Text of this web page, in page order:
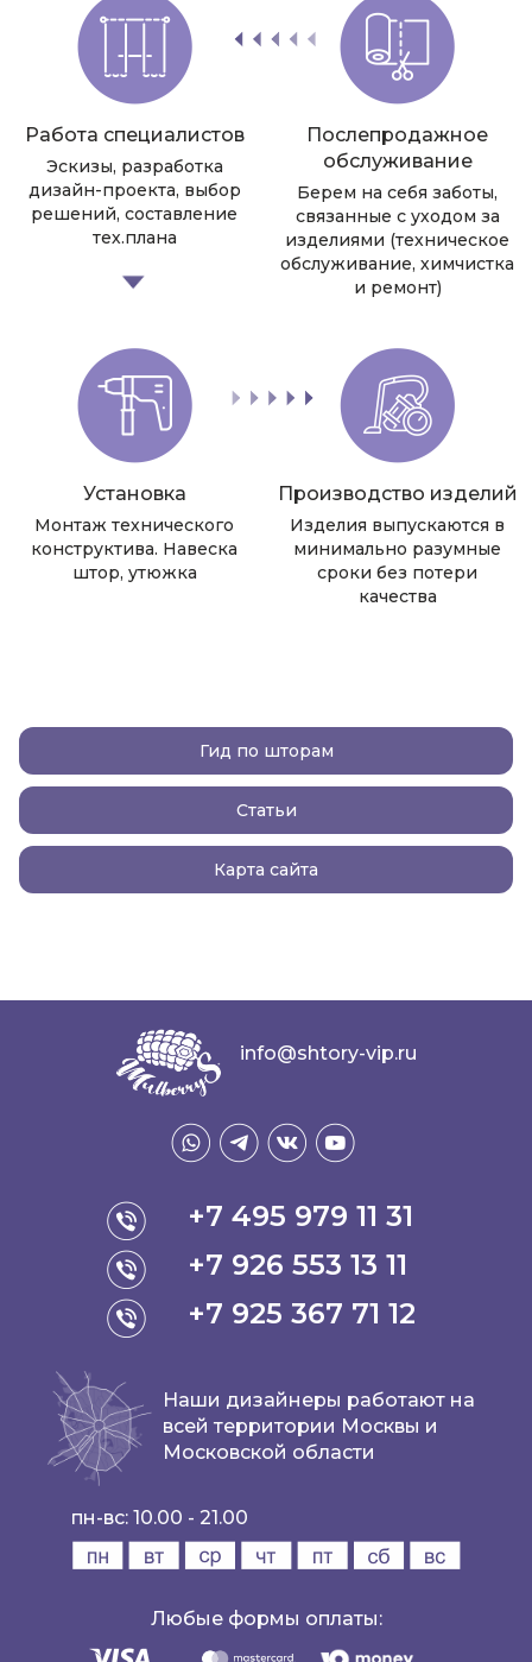
Работа специалистов
Эскизы, разработка
дизайн-проекта, выбор
решений, составление
тех.плана
Послепродажное
обслуживание
Берем на себя заботы,
связанные с уходом за
изделиями (техническое
обслуживание, химчистка
и ремонт)
Установка
Монтаж технического
конструктива. Навеска
штор, утюжка
Производство изделий
Изделия выпускаются в
минимально разумные
сроки без потери
качества
Гид по шторам
Статьи
Карта сайта
info@shtory-vip.ru
+7 495 979 11 31
+7 926 553 13 11
+7 925 367 71 12
Наши дизайнеры работают на
всей территории Москвы и
Московской области
пн-вс: 10.00 - 21.00
Любые формы оплаты: